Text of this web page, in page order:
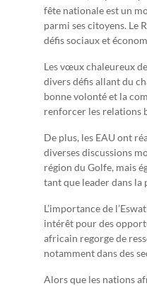
fête nationale est un
parmi ses citoyens. Le
défis sociaux et
Les vœux chaleureux
divers défis allant du
bonne volonté et la
renforcer les relations
De plus, les EAU ont
diverses discussions
région du Golfe, mais
tant que leader dans
L’importance de
intérêt pour des
africain regorge de
notamment dans des
Alors que les nations